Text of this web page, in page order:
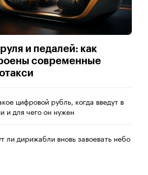
и педалей: как
современные
цифровой рубль, когда введут в
и для чего он нужен
ли дирижабли вновь завоевать небо